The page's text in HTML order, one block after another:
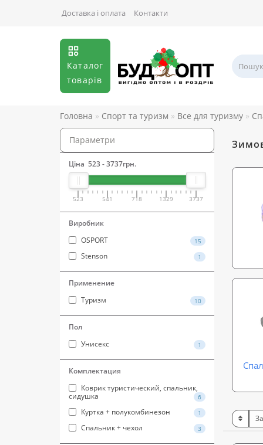
Доставка і оплата Контакти
Каталог
товарів
Головна Спорт та туризм Все для туризму
Параметри
Ціна 523-3737грн.
523 541 718 1329 3737
Виробник
OSPORT
15
Stenson 1
Применение
Туризм
10
Пол
Унисекс
1
Комплектация
Коврик туристический, спальник,
сидушка
6
Куртка + полукомбинезон 1
Спальник + чехол 3